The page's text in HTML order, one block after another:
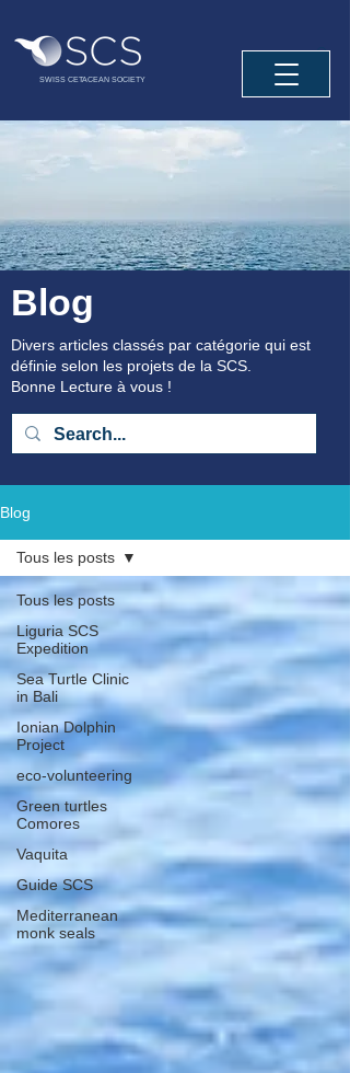
SWISS CETACEAN SOCIETY
Blog
Divers articles classés par catégorie qui est
définie selon les projets de la SCS.
Bonne Lecture à vous !
Blog
Tous les posts
Liguria SCS
Expedition
Sea Turtle Clinic
in Bali
Ionian Dolphin
Project
eco-volunteering
Green turtles
Comores
Vaquita
Guide SCS
Mediterranean
monk seals
Tous les posts